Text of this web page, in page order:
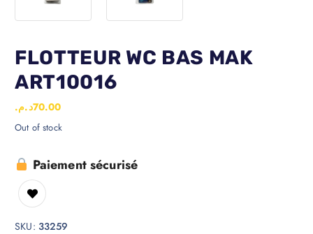
FLOTTEUR WC BAS MAK
ART10016
70.00د.م.
Out of stock
Paiement sécurisé
SKU: 33259